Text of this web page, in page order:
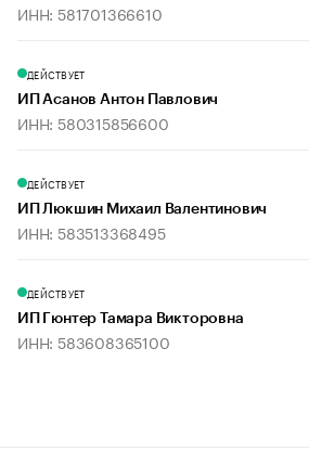
ИНН: 581701366610
ДЕЙСТВУЕТ
ИП Асанов Антон Павлович
ИНН: 580315856600
ДЕЙСТВУЕТ
ИП Люкшин Михаил Валентинович
ИНН: 583513368495
ДЕЙСТВУЕТ
ИП Гюнтер Тамара Викторовна
ИНН: 583608365100